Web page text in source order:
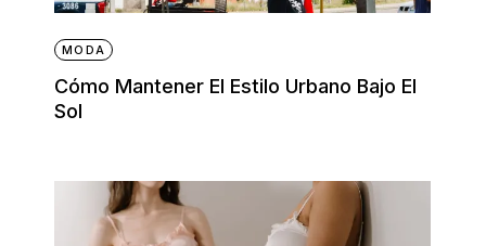
MODA
Cómo Mantener El Estilo Urbano Bajo El
Sol